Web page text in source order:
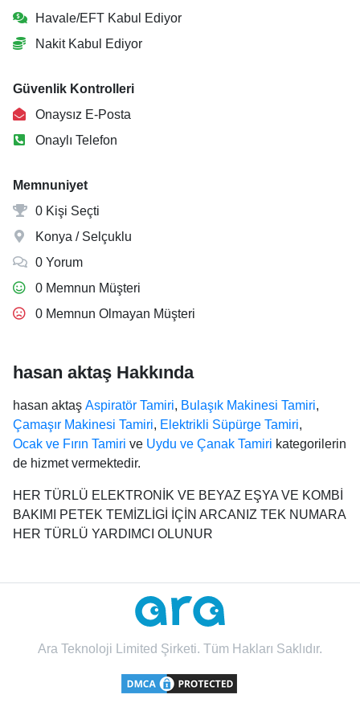
Havale/EFT Kabul Ediyor
Nakit Kabul Ediyor
Güvenlik Kontrolleri
Onaysız E-Posta
Onaylı Telefon
Memnuniyet
0 Kişi Seçti
Konya / Selçuklu
0 Yorum
0 Memnun Müşteri
0 Memnun Olmayan Müşteri
hasan aktaş Hakkında
hasan aktaş Aspiratör Tamiri, Bulaşık Makinesi Tamiri,
Çamaşır Makinesi Tamiri, Elektrikli Süpürge Tamiri,
Ocak ve Fırın Tamiri ve Uydu ve Çanak Tamiri kategorilerin
de hizmet vermektedir.
HER TÜRLÜ ELEKTRONİK VE BEYAZ EŞYA VE KOMBİ
BAKIMI PETEK TEMİZLİGİ İÇİN ARCANIZ TEK NUMARA
HER TÜRLÜ YARDIMCI OLUNUR
Ara Teknoloji Limited Şirketi. Tüm Hakları Saklıdır.